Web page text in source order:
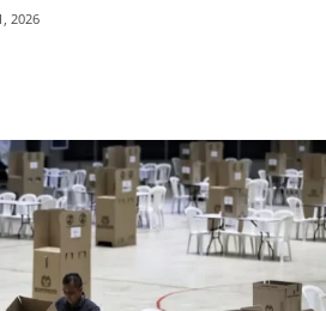
2026